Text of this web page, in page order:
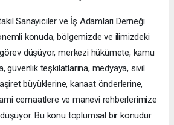
Sanayiciler ve İş Adamları Derneği
konuda, bölgemizde ve ilimizdeki
düşüyor, merkezi hükümete, kamu
güvenlik teşkilatlarına, medyaya, sivil
büyüklerine, kanaat önderlerine,
cemaatlere ve manevi rehberlerimize
Bu konu toplumsal bir konudur